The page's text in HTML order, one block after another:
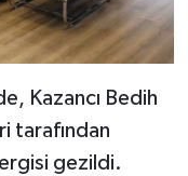
Kazancı Bedih
tarafından
gezildi.